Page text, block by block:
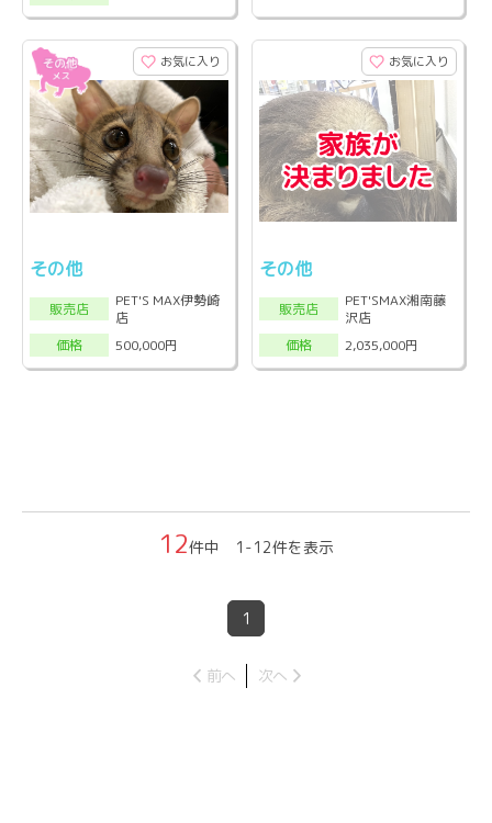
お気に入り
その他
販売店
PET'S MAX伊勢崎
店
価格
500,000円
お気に入り
その他
販売店
PET'SMAX湘南藤
沢店
価格
2,035,000円
12件中 1-12件を表示
1
前へ 次へ